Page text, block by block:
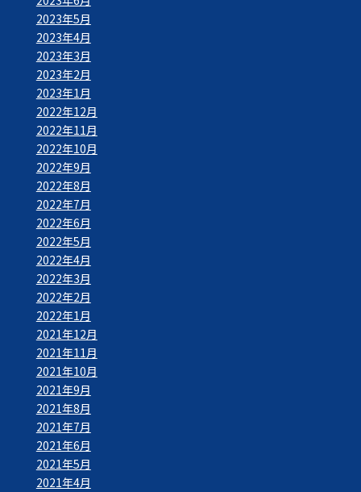
2023年5月
2023年4月
2023年3月
2023年2月
2023年1月
2022年12月
2022年11月
2022年10月
2022年9月
2022年8月
2022年7月
2022年6月
2022年5月
2022年4月
2022年3月
2022年2月
2022年1月
2021年12月
2021年11月
2021年10月
2021年9月
2021年8月
2021年7月
2021年6月
2021年5月
2021年4月